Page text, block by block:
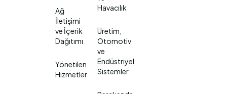
Ağ
İletişimi
ve İçerik
Dağıtımı
Yönetilen
Hizmetler
Havacılık
Üretim,
Otomotiv
ve
Endüstriyel
Sistemler